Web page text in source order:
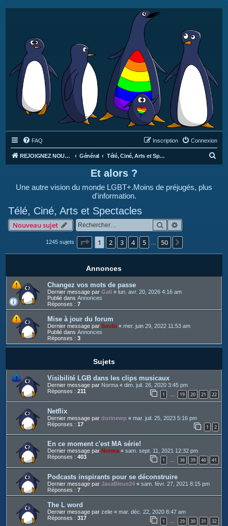
FAQ Connexion
Inscription
REJOIGNEZ NOUS SUR DISCORD : https://discord.gg/4C2Bvub Général Télé, Ciné, Arts et Spectacles
e
Et alors ?
Une autre vision du monde LGBT+.Moins de préjugés, plus
d'information.
Télé, Ciné, Arts et Spectacles
Nouveau sujet Rechercher
1245 sujets Page 1sur50
1 2 3 4 5 50
Annonces
Changez vos mots de passe
Dernier message par Gali « lun. avr. 20, 2026 4:16 am
Publié dans Annonces
Réponses : 7
Mise à jour du forum
Dernier message par Soubi « mer. juin 29, 2022 11:53 am
Publié dans Annonces
Réponses : 3
Sujets
Visibilité LGB dans les clips musicaux
Dernier message par Norma « dim. juil. 26, 2020 3:45 pm
Réponses : 211 1 … 19 20 21 22
Netflix
Dernier message par dorinewp « mar. juil. 25, 2023 5:16 pm
Réponses : 17 1 2
En ce moment c'est MA série!
Dernier message par Norma « sam. sept. 11, 2021 12:32 pm
Réponses : 403 1 … 38 39 40 41
Podcasts inspirants pour se déconstruire
Dernier message par JavaBleue24 « sam. févr. 27, 2021 8:15 pm
Réponses : 7
The L word
Dernier message par zelie « mar. déc. 22, 2020 8:47 am
Réponses : 317 1 29 30 31 32